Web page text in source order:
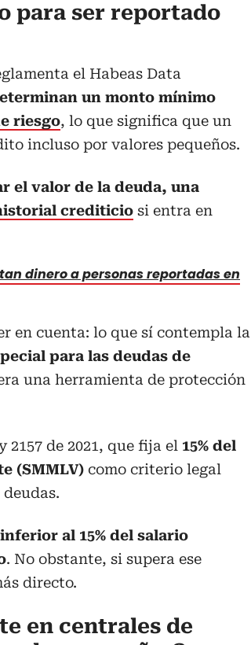
para ser reportado
el Habeas Data
un monto mínimo
riesgo, lo que significa que un
incluso por valores pequeños.
el valor de la deuda, una
crediticio si entra en
dinero a personas reportadas en
en cuenta: lo que sí contempla la
para las deudas de
una herramienta de protección
de 2021, que fija el 15% del
(SMMLV) como criterio legal
al 15% del salario
. No obstante, si supera ese
directo.
en centrales de